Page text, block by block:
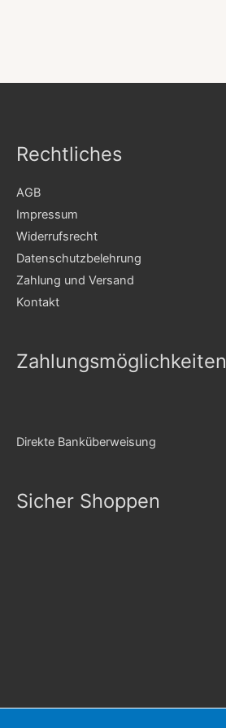
Rechtliches
AGB
Impressum
Widerrufsrecht
Datenschutzbelehrung
Zahlung und Versand
Kontakt
Zahlungsmöglichkeiten
Direkte Banküberweisung
Sicher Shoppen